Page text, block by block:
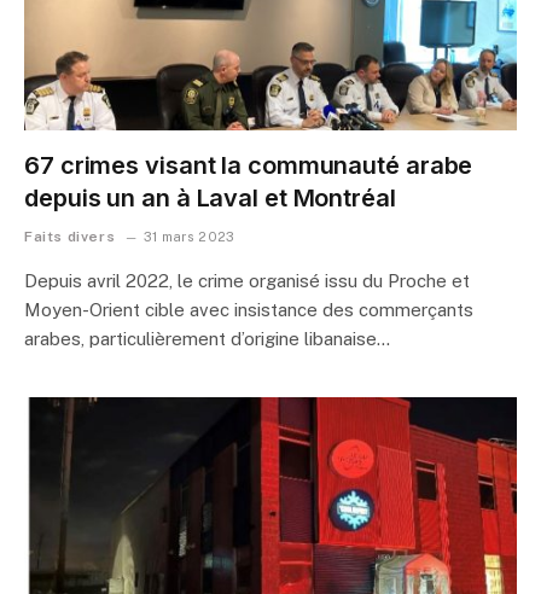
67 crimes visant la communauté arabe
depuis un an à Laval et Montréal
Faits divers 31 mars 2023
Depuis avril 2022, le crime organisé issu du Proche et
Moyen-Orient cible avec insistance des commerçants
arabes, particulièrement d’origine libanaise…